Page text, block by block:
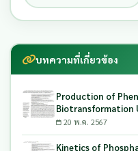
บทความที่เกี่ยวข้อง
Production of
Biotransformation
tropicalis TISTR
TISTR 5606 as the
20 พ.ค. 2567
Kinetics of